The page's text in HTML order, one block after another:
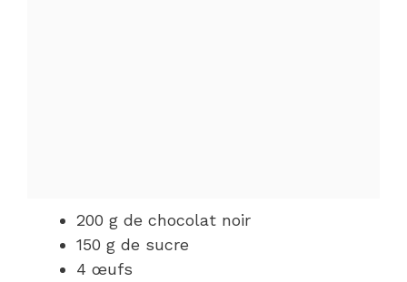
200 g de chocolat noir
150 g de sucre
4 œufs